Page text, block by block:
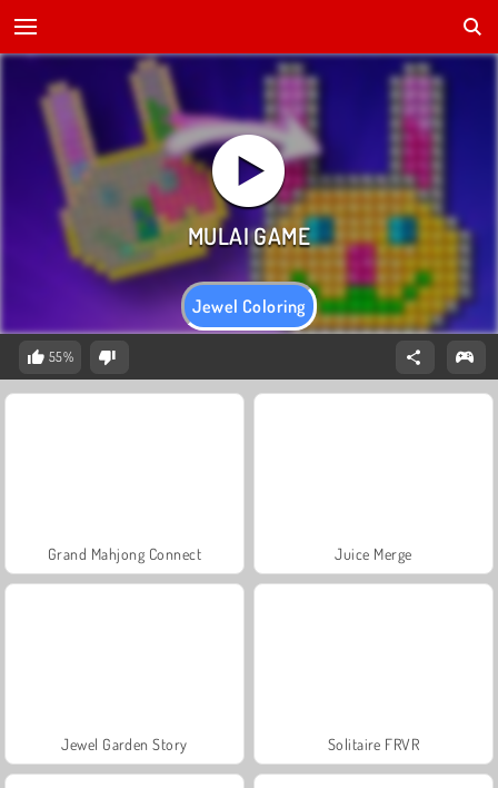
Jewel Coloring
55%
Grand Mahjong Connect Juice Merge
Jewel Garden Story Solitaire FRVR